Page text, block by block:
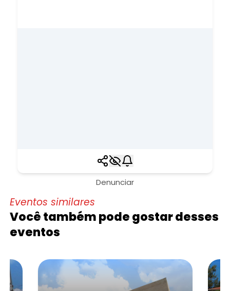
Denunciar
Eventos similares
Você também pode gostar desses
eventos